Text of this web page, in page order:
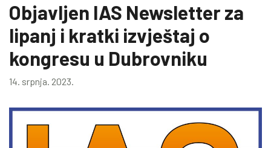
Objavljen IAS Newsletter za
lipanj i kratki izvještaj o
kongresu u Dubrovniku
14. srpnja. 2023.